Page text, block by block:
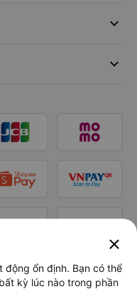
keyboard_arrow_down
keyboard_arrow_down
close
động ổn định. Bạn có thể
kỳ lúc nào trong phần